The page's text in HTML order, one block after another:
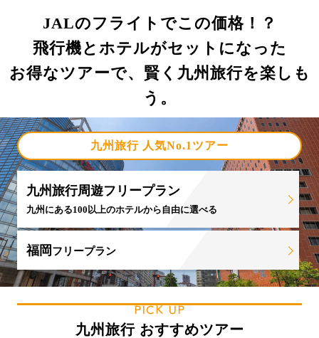
JALのフライトでこの価格！？
飛行機とホテルがセットになった
お得なツアーで、賢く九州旅行を楽しも
う。
九州旅行 人気No.1ツアー
九州旅行周遊フリープラン
九州にある100以上のホテルから自由に選べる
福岡 フリープラン
PICK UP
九州旅行 おすすめツアー